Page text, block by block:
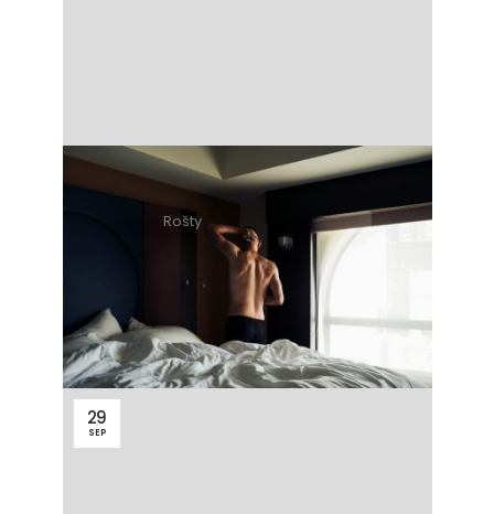
Rošty 8 minút čítania
Ako vybrať kvalitný rošt do
postele?
29
SEP